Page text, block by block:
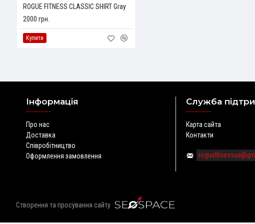
ROGUE FITNESS CLASSIC SHIRT Gray
2000 грн.
Купити
Інформація
Про нас
Доставка
Співробітництво
Оформлення замовлення
Служба
Карта сайта
Контакти
Створення та просування сайту